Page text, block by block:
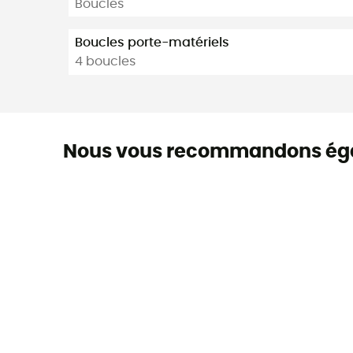
Boucles
Boucles porte-matériels
4 boucles
Nous vous recommandons